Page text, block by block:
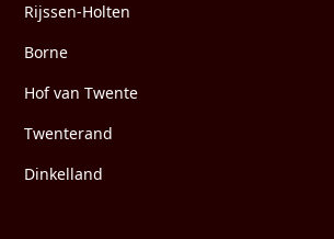
Rijssen-Holten
Borne
Hof van Twente
Twenterand
Dinkelland